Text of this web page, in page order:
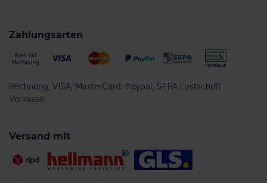
Zahlungsarten
Rechnung, VISA, MasterCard, Paypal, SEPA Lastschrift,
Vorkasse
Versand mit